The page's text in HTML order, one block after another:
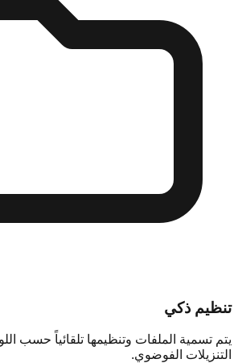
تنظيم ذكي
يتم تسمية الملفات وتنظيمها تلقائياً حسب
التنزيلات الفوضوي.